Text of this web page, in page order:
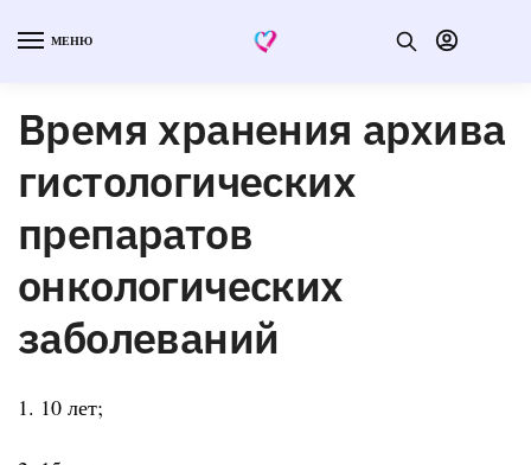
МЕНЮ
Время хранения архива
гистологических
препаратов
онкологических
заболеваний
1. 10 лет;